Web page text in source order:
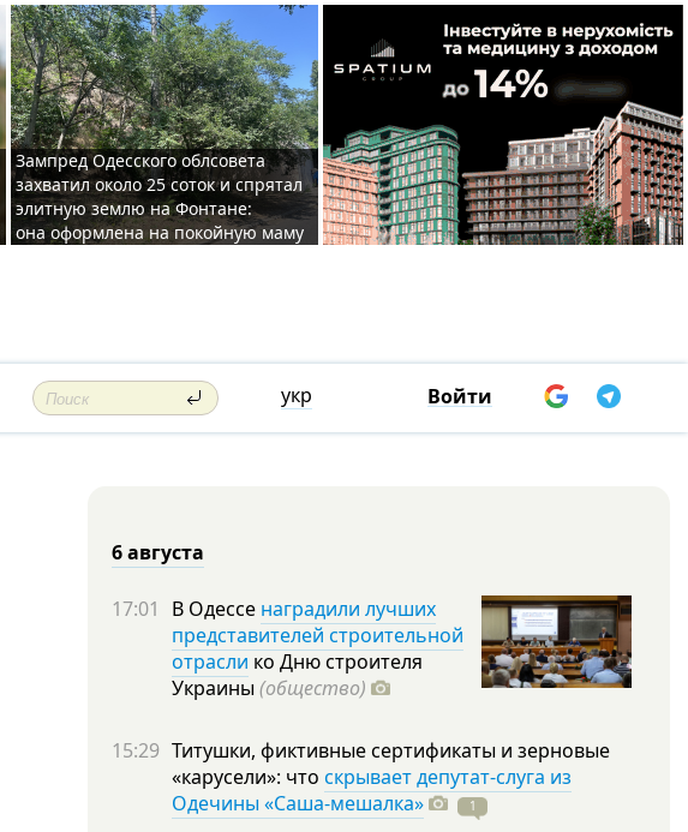
Зампред Одесского облсовета
захватил около 25 соток и спрятал
элитную землю на Фонтане:
она оформлена на покойную маму
укр Войти
6 августа
17:01 В Одессе наградили лучших
представителей строительной
отрасли ко Дню строителя
Украины (общество)
15:29 Титушки, фиктивные сертификаты и зерновые
«карусели»: что скрывает депутат-слуга из
Одечины «Саша-мешалка»
1